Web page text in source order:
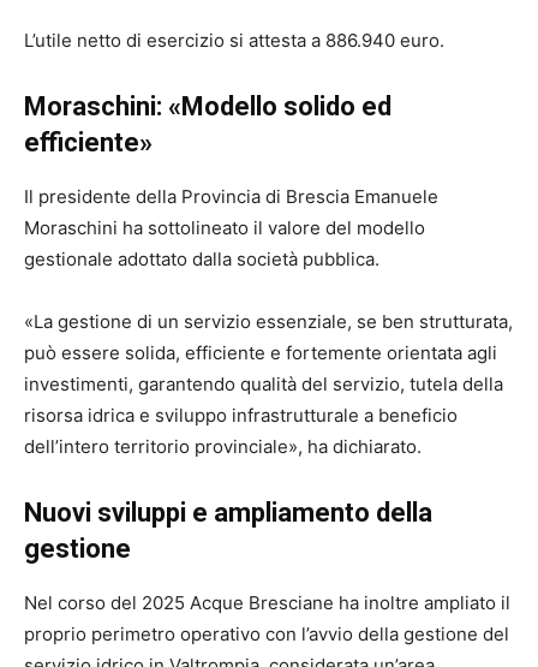
L’utile netto di esercizio si attesta a 886.940 euro.
Moraschini: «Modello solido ed
efficiente»
Il presidente della Provincia di Brescia Emanuele
Moraschini ha sottolineato il valore del modello
gestionale adottato dalla società pubblica.
«La gestione di un servizio essenziale, se ben strutturata,
può essere solida, efficiente e fortemente orientata agli
investimenti, garantendo qualità del servizio, tutela della
risorsa idrica e sviluppo infrastrutturale a beneficio
dell’intero territorio provinciale», ha dichiarato.
Nuovi sviluppi e ampliamento della
gestione
Nel corso del 2025 Acque Bresciane ha inoltre ampliato il
proprio perimetro operativo con l’avvio della gestione del